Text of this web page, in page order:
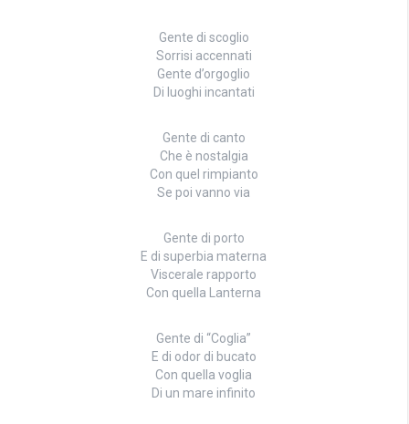
Gente di scoglio
Sorrisi accennati
Gente d’orgoglio
Di luoghi incantati
Gente di canto
Che è nostalgia
Con quel rimpianto
Se poi vanno via
Gente di porto
E di superbia materna
Viscerale rapporto
Con quella Lanterna
Gente di “Coglia”
E di odor di bucato
Con quella voglia
Di un mare infinito